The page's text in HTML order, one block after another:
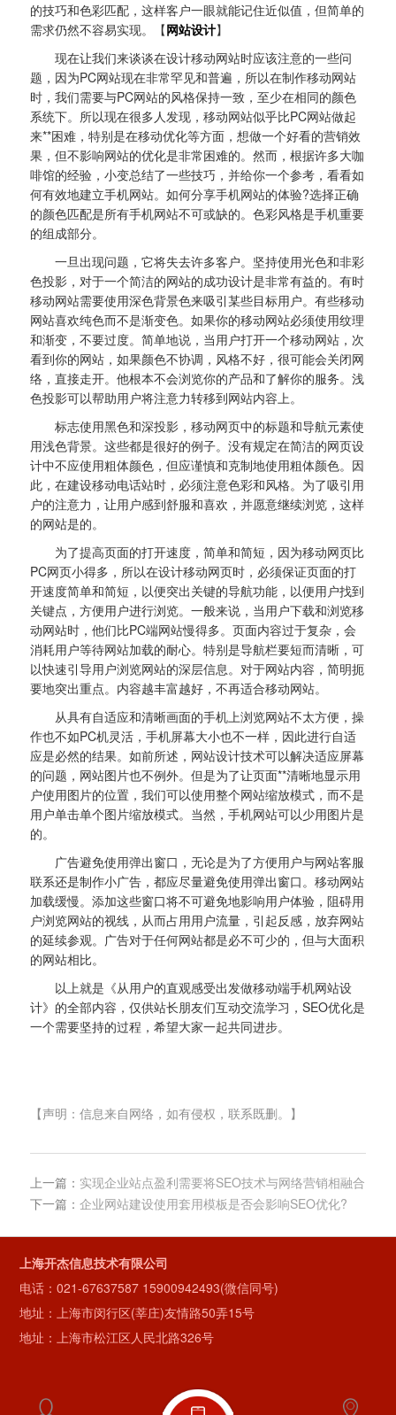
的技巧和色彩匹配，这样客户一眼就能记住近似值，但简单的
需求仍然不容易实现。【网站设计】
现在让我们来谈谈在设计移动网站时应该注意的一些问
题，因为PC网站现在非常罕见和普遍，所以在制作移动网站
时，我们需要与PC网站的风格保持一致，至少在相同的颜色
系统下。所以现在很多人发现，移动网站似乎比PC网站做起
来**困难，特别是在移动优化等方面，想做一个好看的营销效
果，但不影响网站的优化是非常困难的。然而，根据许多大咖
啡馆的经验，小变总结了一些技巧，并给你一个参考，看看如
何有效地建立手机网站。如何分享手机网站的体验?选择正确
的颜色匹配是所有手机网站不可或缺的。色彩风格是手机重要
的组成部分。
一旦出现问题，它将失去许多客户。坚持使用光色和非彩
色投影，对于一个简洁的网站的成功设计是非常有益的。有时
移动网站需要使用深色背景色来吸引某些目标用户。有些移动
网站喜欢纯色而不是渐变色。如果你的移动网站必须使用纹理
和渐变，不要过度。简单地说，当用户打开一个移动网站，次
看到你的网站，如果颜色不协调，风格不好，很可能会关闭网
络，直接走开。他根本不会浏览你的产品和了解你的服务。浅
色投影可以帮助用户将注意力转移到网站内容上。
标志使用黑色和深投影，移动网页中的标题和导航元素使
用浅色背景。这些都是很好的例子。没有规定在简洁的网页设
计中不应使用粗体颜色，但应谨慎和克制地使用粗体颜色。因
此，在建设移动电话站时，必须注意色彩和风格。为了吸引用
户的注意力，让用户感到舒服和喜欢，并愿意继续浏览，这样
的网站是的。
为了提高页面的打开速度，简单和简短，因为移动网页比
PC网页小得多，所以在设计移动网页时，必须保证页面的打
开速度简单和简短，以便突出关键的导航功能，以便用户找到
关键点，方便用户进行浏览。一般来说，当用户下载和浏览移
动网站时，他们比PC端网站慢得多。页面内容过于复杂，会
消耗用户等待网站加载的耐心。特别是导航栏要短而清晰，可
以快速引导用户浏览网站的深层信息。对于网站内容，简明扼
要地突出重点。内容越丰富越好，不再适合移动网站。
从具有自适应和清晰画面的手机上浏览网站不太方便，操
作也不如PC机灵活，手机屏幕大小也不一样，因此进行自适
应是必然的结果。如前所述，网站设计技术可以解决适应屏幕
的问题，网站图片也不例外。但是为了让页面**清晰地显示用
户使用图片的位置，我们可以使用整个网站缩放模式，而不是
用户单击单个图片缩放模式。当然，手机网站可以少用图片是
的。
广告避免使用弹出窗口，无论是为了方便用户与网站客服
联系还是制作小广告，都应尽量避免使用弹出窗口。移动网站
加载缓慢。添加这些窗口将不可避免地影响用户体验，阻碍用
户浏览网站的视线，从而占用用户流量，引起反感，放弃网站
的延续参观。广告对于任何网站都是必不可少的，但与大面积
的网站相比。
以上就是《从用户的直观感受出发做移动端手机网站设
计》的全部内容，仅供站长朋友们互动交流学习，SEO优化是
一个需要坚持的过程，希望大家一起共同进步。
【声明：信息来自网络，如有侵权，联系既删。】
上一篇： 实现企业站点盈利需要将SEO技术与网络营销相融合
下一篇： 企业网站建设使用套用模板是否会影响SEO优化?
上海开杰信息技术有限公司
电话：021-67637587 15900942493(微信同号)
地址：上海市闵行区(莘庄)友情路50弄15号
地址：上海市松江区人民北路326号